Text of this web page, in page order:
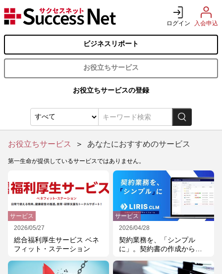
ログイン 入会申込
ビジネスリポート
お役立ちサービス
お役立ちサービスの登録
お役立ちサービス ＞ あなたにおすすめのサービス
第一生命が提供しているサービスではありません。
サービス
2026/05/27
総合福利厚生サービス ベネ
フィット・ステーション
サービス
2026/04/28
契約業務を、「シンプル
に」。契約書の作成から承
務を一元化します。